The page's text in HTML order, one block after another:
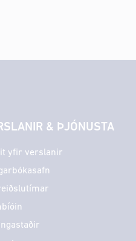
& ÞJÓNUSTA
yfir verslanir